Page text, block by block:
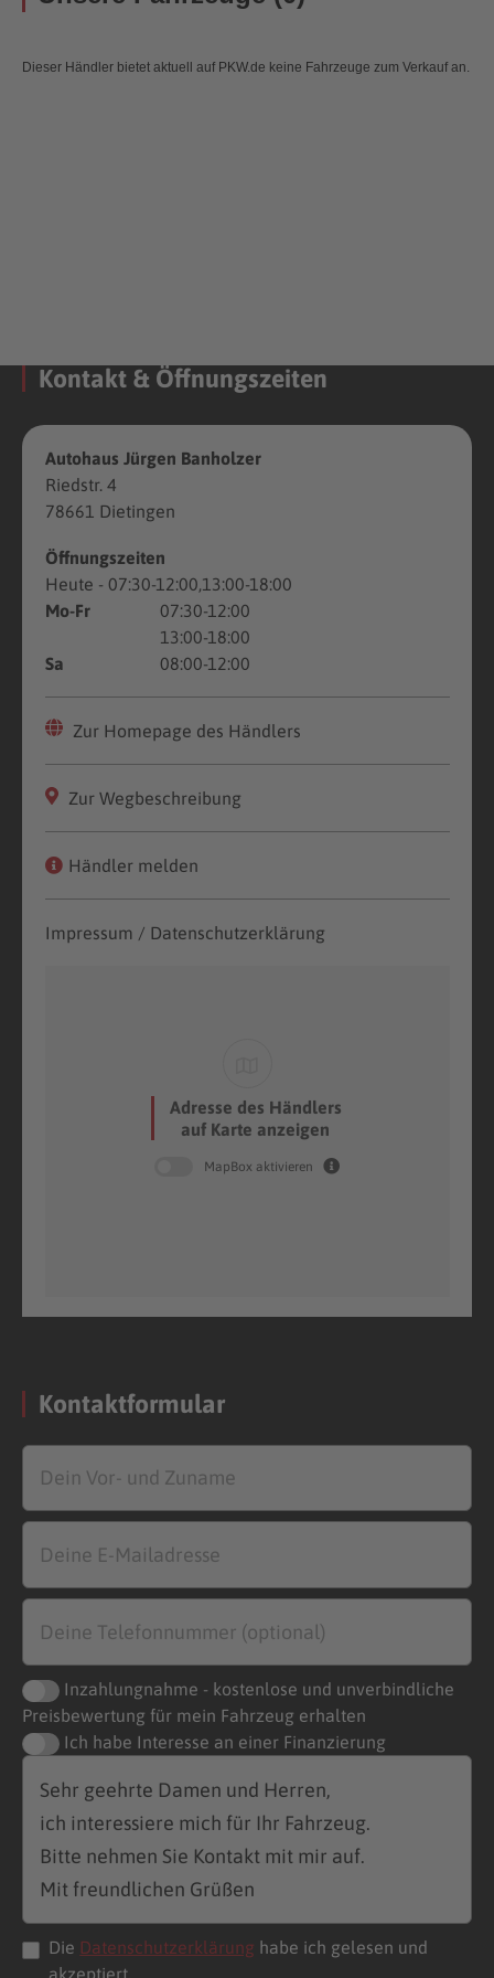
Dieser Händler bietet aktuell auf PKW.de keine Fahrzeuge zum Verkauf an.
Kontakt & Öffnungszeiten
Autohaus Jürgen Banholzer
Riedstr. 4
78661 Dietingen
Öffnungszeiten
Heute - 07:30-12:00,13:00-18:00
Mo-Fr
07:30-12:00
13:00-18:00
Sa
08:00-12:00
Zur Homepage des Händlers
Zur Wegbeschreibung
Händler melden
Impressum / Datenschutzerklärung
Adresse des Händlers
auf Karte anzeigen
MapBox aktivieren
Kontaktformular
Inzahlungnahme - kostenlose und unverbindliche
Preisbewertung für mein Fahrzeug erhalten
Ich habe Interesse an einer Finanzierung
Die Datenschutzerklärung habe ich gelesen und
akzeptiert.